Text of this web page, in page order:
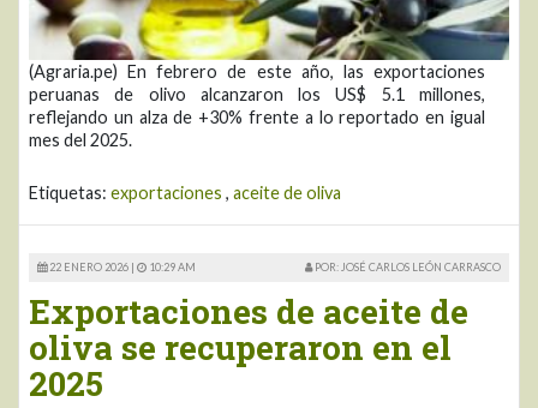
(Agraria.pe) En febrero de este año, las exportaciones
peruanas de olivo alcanzaron los US$ 5.1 millones,
reflejando un alza de +30% frente a lo reportado en igual
mes del 2025.
Etiquetas: exportaciones , aceite de oliva
22 ENERO 2026 | 10:29 AM POR: JOSÉ CARLOS LEÓN CARRASCO
Exportaciones de aceite de
oliva se recuperaron en el
2025